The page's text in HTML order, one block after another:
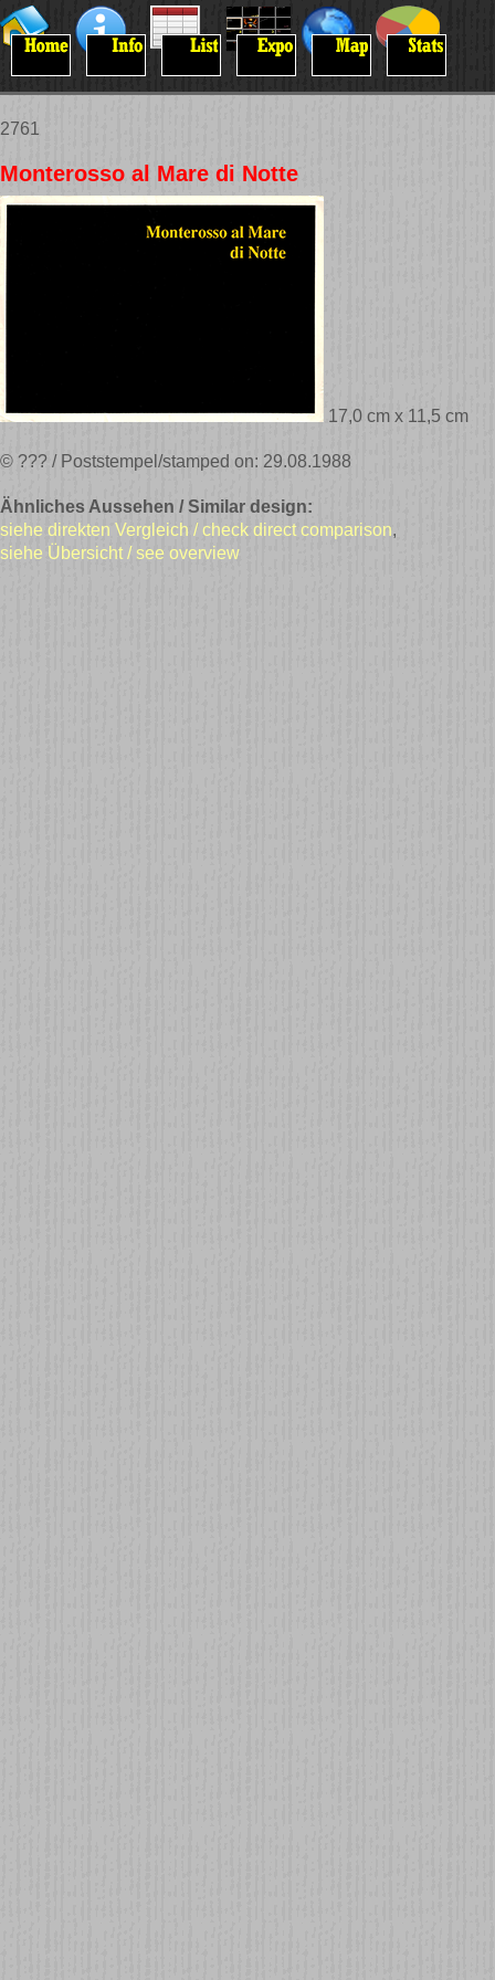
2761
Monterosso al Mare di Notte
17,0 cm x 11,5 cm
© ??? / Poststempel/stamped on: 29.08.1988
Ähnliches Aussehen / Similar design:
siehe direkten Vergleich / check direct comparison,
siehe Übersicht / see overview